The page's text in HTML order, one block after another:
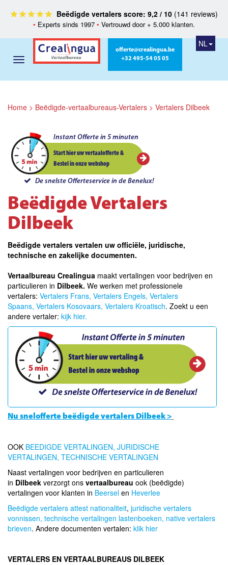
Beëdigde vertalers score: 9,2 / 10(141 reviews)
• Experts sinds 1997 • Vertrouwd door + 5.000 klanten.
offerte@crealingua.be
+32 495-54 05 05
NL
Home > Beëdigde-vertaalbureaus-Vertalers > Vertalers Dilbeek
Instant Offerte in 5 minuten
Start hier uw vertaalofferte &
Bestel in onze webshop
De snelste Offerteservice in de Benelux!
Beëdigde Vertalers
Dilbeek
Beëdigde vertalers vertalen uw officiële, juridische,
technische en zakelijke documenten.
Vertaalbureau Crealingua maakt vertalingen voor bedrijven en
particulieren in Dilbeek. We werken met professionele
vertalers: Vertalers Frans, Vertalers Engels, Vertalers
Spaans, Vertalers Kosovaars, Vertalers Kroatisch. Zoekt u een
andere vertaler: kijk hier.
Nu snelofferte beëdigde vertalers Dilbeek >
OOK BEEDIGDE VERTALINGEN, JURIDISCHE
VERTALINGEN, TECHNISCHE VERTALINGEN
Naast vertalingen voor bedrijven en particulieren
in Dilbeek verzorgt ons vertaalbureau ook (beëdigde)
vertalingen voor klanten in Beersel en Heverlee
Beëdigde vertalers attest nationaliteit, juridische vertalers
vonnissen, technische vertalingen lastenboeken, native vertalers
brieven. Andere documenten vertalen: klik hier
VERTALERS EN VERTAALBUREAUS DILBEEK